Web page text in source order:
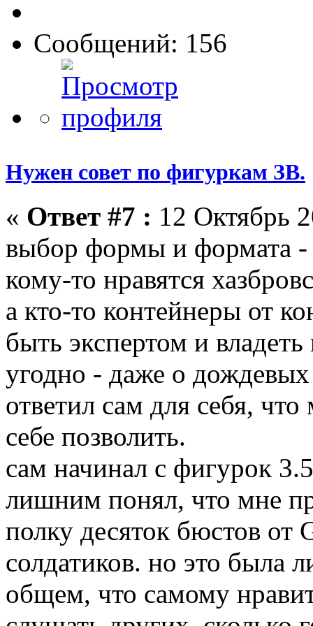
Сообщений: 156
Нужен совет по фигуркам ЗВ.
« Ответ #7 : 12 Октябрь
выбор формы и формата -
кому-то нравятся
а кто-то контейнеры от
быть экспертом и
угодно - даже о
ответил сам для себя,
себе позволить.
сам начинал с фигурок
лишним понял, что мне
полку десяток бюстов от
солдатиков. но это была
общем, что самому